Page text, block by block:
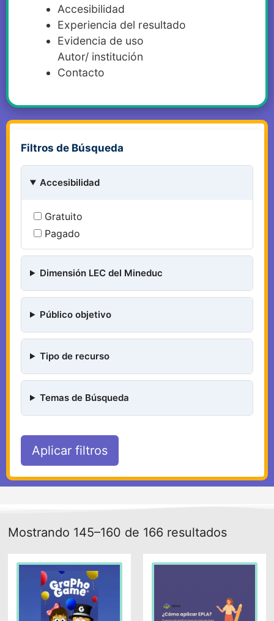
Accesibilidad
Experiencia del resultado
Evidencia de uso
Autor/ institución
Contacto
Filtros de Búsqueda
Accesibilidad
Gratuito
Pagado
Dimensión LEC del Mineduc
Público objetivo
Tipo de recurso
Temas de Búsqueda
Aplicar filtros
Mostrando 145–160 de 166 resultados